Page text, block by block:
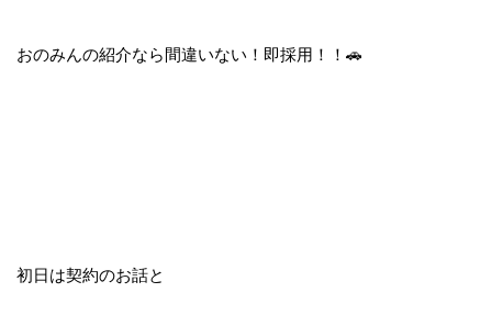
おのみんの紹介なら間違いない！即採用！！🚗
初日は契約のお話と